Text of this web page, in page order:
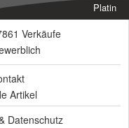
Platin
Verkäufe
Artikel
Datenschutz